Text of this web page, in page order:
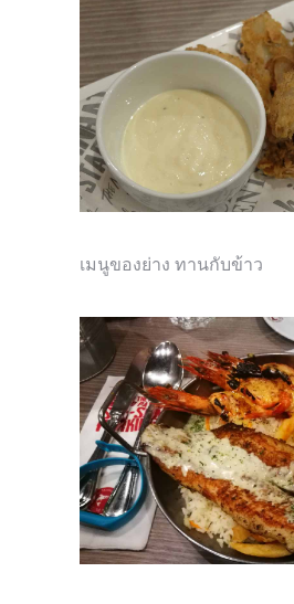
เมนูของย่าง ทานกับข้าว